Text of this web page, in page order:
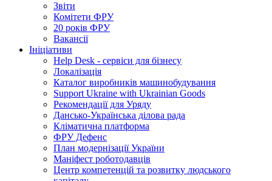
Звіти
Комітети ФРУ
20 років ФРУ
Вакансії
Ініціативи
Help Desk - сервіси для бізнесу
Локалізація
Каталог виробників машинобудування
Support Ukraine with Ukrainian Goods
Рекомендації для Уряду
Дансько-Українська ділова рада
Кліматична платформа
ФРУ Дефенс
План модернізації України
Маніфест роботодавців
Центр компетенцій та розвитку людського